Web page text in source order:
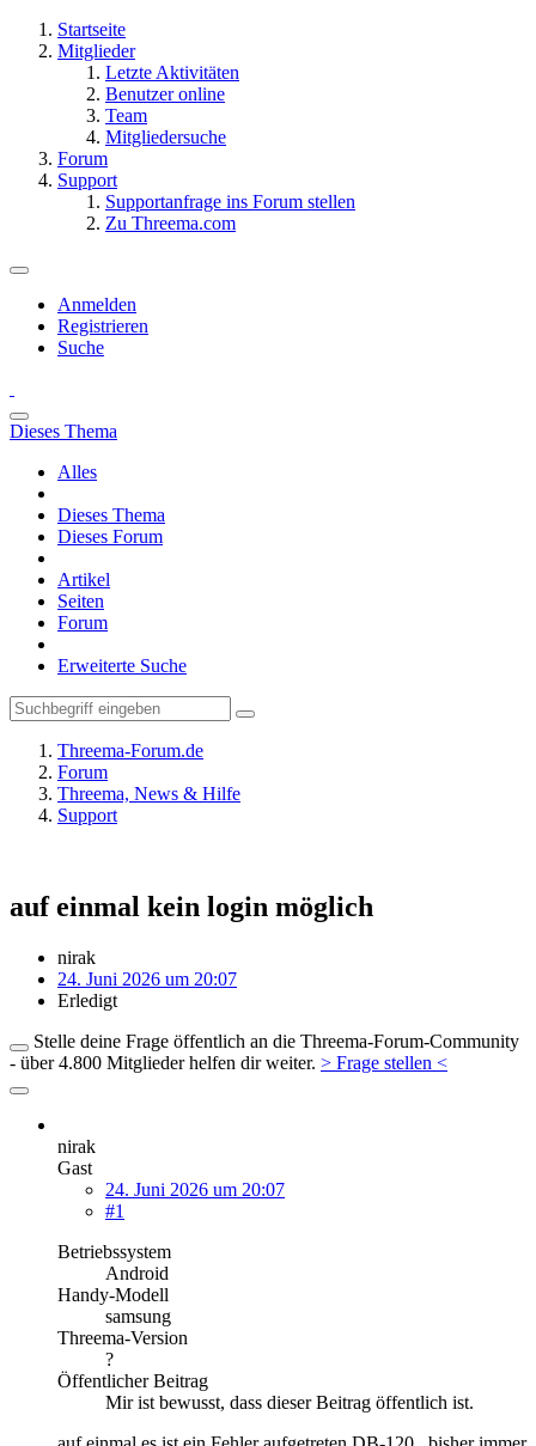
Startseite
Mitglieder
Letzte Aktivitäten
Benutzer online
Team
Mitgliedersuche
Forum
Support
Supportanfrage ins Forum stellen
Zu Threema.com
Anmelden
Registrieren
Suche
Dieses Thema
Alles
Dieses Thema
Dieses Forum
Artikel
Seiten
Forum
Erweiterte Suche
Threema-Forum.de
Forum
Threema, News & Hilfe
Support
auf einmal kein login möglich
nirak
24. Juni 2026 um 20:07
Erledigt
Stelle deine Frage öffentlich an die Threema-Forum-Community
- über 4.800 Mitglieder helfen dir weiter. > Frage stellen <
nirak
Gast
24. Juni 2026 um 20:07
#1
Betriebssystem
Android
Handy-Modell
samsung
Threema-Version
?
Öffentlicher Beitrag
Mir ist bewusst, dass dieser Beitrag öffentlich ist.